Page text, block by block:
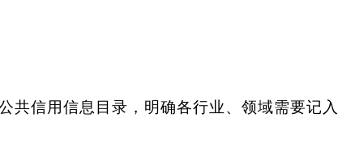
信用信息目录，明确各行业、领域需要记入